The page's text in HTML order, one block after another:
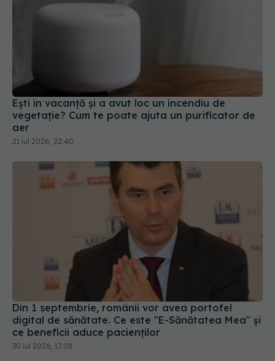
Ești în vacanță și a avut loc un incendiu de
vegetație? Cum te poate ajuta un purificator de
aer
21 iul 2026, 22:40
Din 1 septembrie, românii vor avea portofel
digital de sănătate. Ce este "E-Sănătatea Mea" și
ce beneficii aduce pacienților
30 iul 2026, 17:08